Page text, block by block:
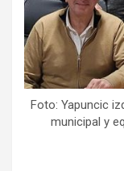
Foto: Yapuncic
municipal y